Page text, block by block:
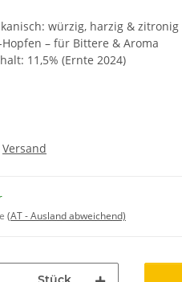
würzig, harzig & zitronig
– für Bittere & Aroma
11,5% (Ernte 2024)
Versand
(AT - Ausland abweichend)